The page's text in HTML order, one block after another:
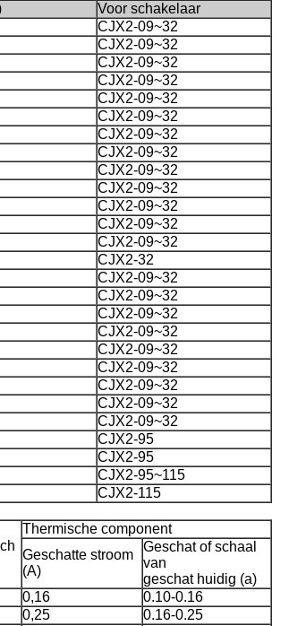
Voor schakelaar
CJX2-09~32
CJX2-09~32
CJX2-09~32
CJX2-09~32
CJX2-09~32
CJX2-09~32
CJX2-09~32
CJX2-09~32
CJX2-09~32
CJX2-09~32
CJX2-09~32
CJX2-09~32
CJX2-09~32
CJX2-32
CJX2-09~32
CJX2-09~32
CJX2-09~32
CJX2-09~32
CJX2-09~32
CJX2-09~32
CJX2-09~32
CJX2-09~32
CJX2-09~32
CJX2-95
CJX2-95
CJX2-95~115
CJX2-115
Thermische component
Geschatte stroom
(A)
Geschat of schaal
van
geschat huidig (a)
0,16
0.10-0.16
0,25
0.16-0.25